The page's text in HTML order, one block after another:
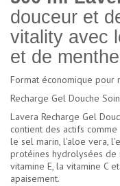
douceur et
vitality avec
et de
Format économique
Recharge Gel Douche
Lavera Recharge Gel
contient des actifs
le sel marin, l'aloe vera,
protéines hydrolysées de
vitamine E, la vitamine C
apaisement.